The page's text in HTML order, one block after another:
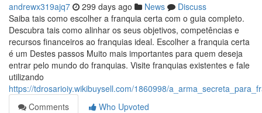
andrewx319ajq7 299 days ago News
Discuss
Saiba tais como escolher a franquia certa com o guia completo.
Descubra tais como alinhar os seus objetivos, competências e
recursos financeiros ao franquias ideal. Escolher a franquia certa
é um Destes passos Muito mais importantes para quem deseja
entrar pelo mundo do franquias. Visite franquias existentes e fale
utilizando
https://tdrosarioiy.wikibuysell.com/1860998/
Comments
Who Upvoted